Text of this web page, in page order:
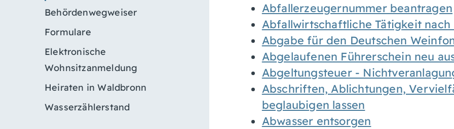
Behördenwegweiser
Formulare
Elektronische
Wohnsitzanmeldung
Heiraten in Waldbronn
Wasserzählerstand
Abfallerzeugernummer beantragen
Abfallwirtschaftliche Tätigkeit
Abgabe für den Deutschen
Abgelaufenen Führerschein neu
Abgeltungsteuer -
Abschriften, Ablichtungen,
beglaubigen lassen
Abwasser entsorgen